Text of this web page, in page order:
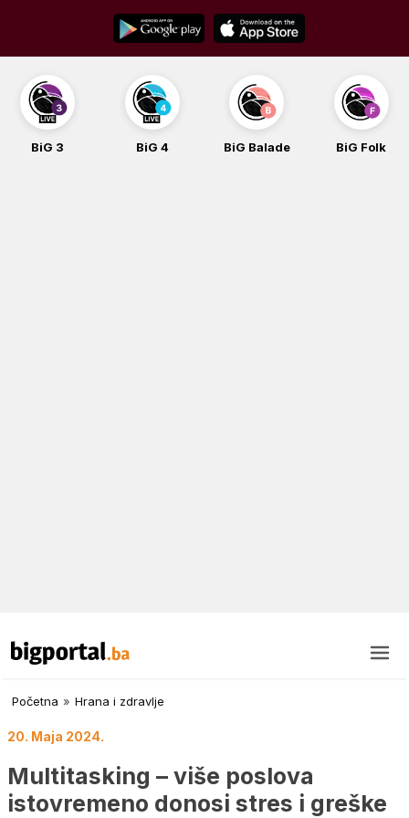
content
BiG 3 BiG 4 BiG Balade BiG Folk
Početna » Hrana i zdravlje
20. Maja 2024.
Multitasking – više poslova
istovremeno donosi stres i greške